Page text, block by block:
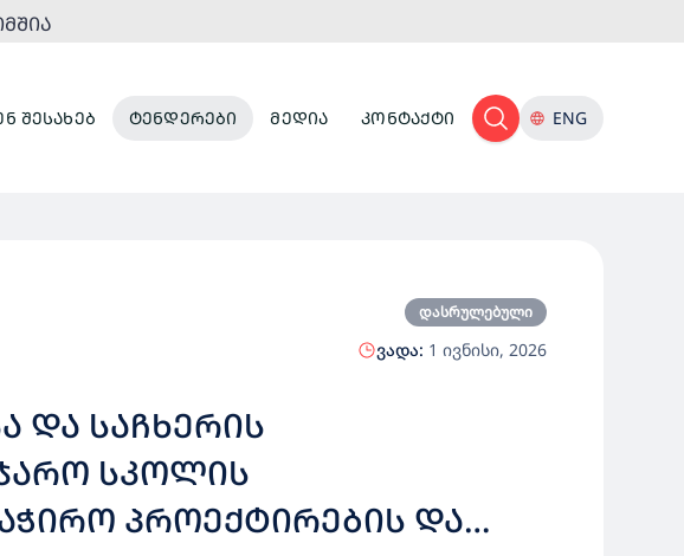
ᲨᲔᲡᲐᲮᲔᲑ ᲢᲔᲜᲓᲔᲠᲔᲑᲘ ᲛᲔᲓᲘᲐ ᲙᲝᲜᲢᲐᲥᲢᲘ ENG
დასრულებული
ვადა: 1 ივნისი, 2026
ᲓᲐ ᲡᲐᲩᲮᲔᲠᲘᲡ
ᲡᲙᲝᲚᲘᲡ
ᲞᲠᲝᲔᲥᲢᲘᲠᲔᲑᲘᲡ ᲓᲐ